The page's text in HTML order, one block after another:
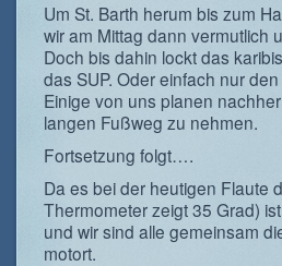
Um St. Barth herum bis zum
wir am Mittag dann vermutlich
Doch bis dahin lockt das
das SUP. Oder einfach nur
Einige von uns planen
langen Fußweg zu nehmen.
Fortsetzung folgt….
Da es bei der heutigen Flaute
Thermometer zeigt 35 Grad)
und wir sind alle gemeinsam
motort.